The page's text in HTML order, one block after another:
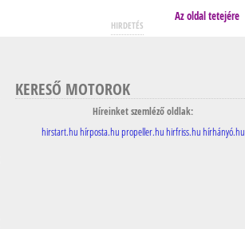
Az oldal tetejére
HIRDETÉS
KERESŐ MOTOROK
Híreinket szemléző oldlak:
hirstart.huhírposta.hupropeller.huhirfriss.huhírhányó.hu